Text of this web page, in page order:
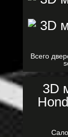
Всего
3D